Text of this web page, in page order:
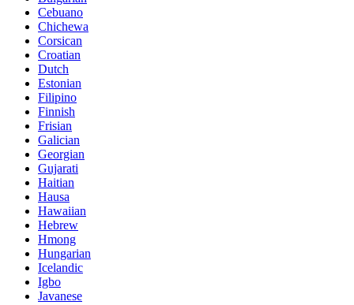
Cebuano
Chichewa
Corsican
Croatian
Dutch
Estonian
Filipino
Finnish
Frisian
Galician
Georgian
Gujarati
Haitian
Hausa
Hawaiian
Hebrew
Hmong
Hungarian
Icelandic
Igbo
Javanese